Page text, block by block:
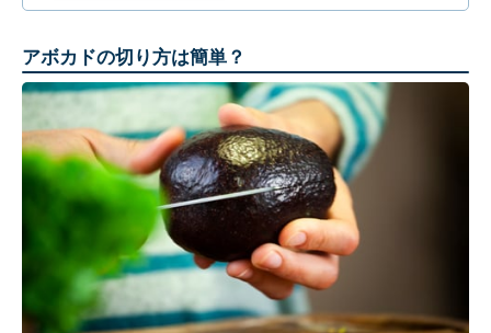
アボカドの切り方は簡単？